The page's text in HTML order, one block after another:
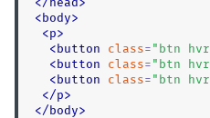
< body>
<p>
< button class= " btn
< button class= " btn
< button class= " btn
</p>
</ body>